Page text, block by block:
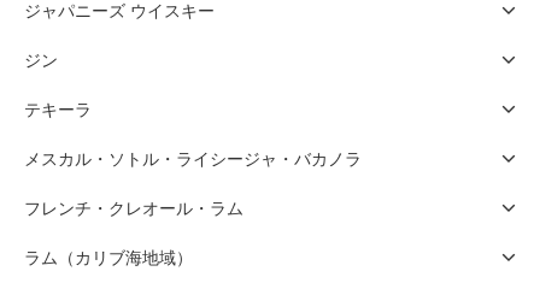
ジャパニーズ ウイスキー
ジン
テキーラ
メスカル・ソトル・ライシージャ・バカノラ
フレンチ・クレオール・ラム
ラム（カリブ海地域）